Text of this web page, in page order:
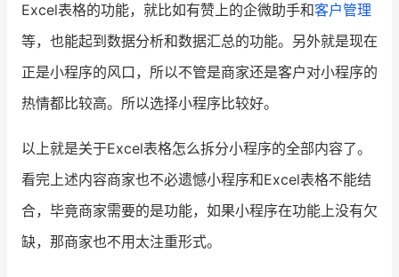
Excel表格的功能，就比如有赞上的企微助手和客户管理
等，也能起到数据分析和数据汇总的功能。另外就是现在
正是小程序的风口，所以不管是商家还是客户对小程序的
热情都比较高。所以选择小程序比较好。
以上就是关于Excel表格怎么拆分小程序的全部内容了。
看完上述内容商家也不必遗憾小程序和Excel表格不能结
合，毕竟商家需要的是功能，如果小程序在功能上没有欠
缺，那商家也不用太注重形式。